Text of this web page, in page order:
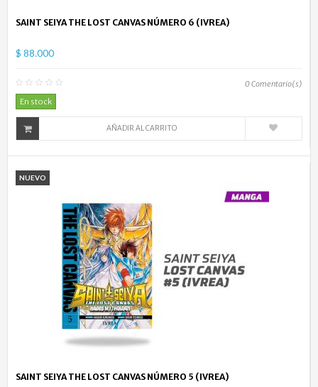
SAINT SEIYA THE LOST CANVAS NÚMERO 6 (IVREA)
$ 88.000
0Comentario(s)
En stock
AÑADIR AL CARRITO
NUEVO
SAINT SEIYA THE LOST CANVAS NÚMERO 5 (IVREA)